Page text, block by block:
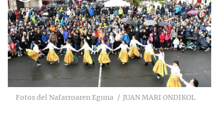
75
Fotos del Nafarroaren Eguna JUAN MARI ONDIKOL